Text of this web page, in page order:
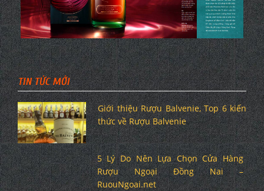
TIN TỨC MỚI
Giới thiệu Rượu Balvenie, Top 6 kiến
thức về Rượu Balvenie
5 Lý Do Nên Lựa Chọn Cửa Hàng
Rượu Ngoại Đồng Nai –
RuouNgoai.net